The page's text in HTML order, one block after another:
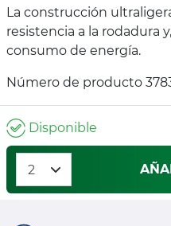
La construcción
resistencia a la rodadura
consumo de energía.
Número de producto
Disponible